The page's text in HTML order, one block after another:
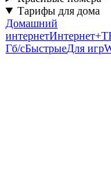
Тарифы для дома
Домашний
интернет
Гб/cБыстрыеДля игр